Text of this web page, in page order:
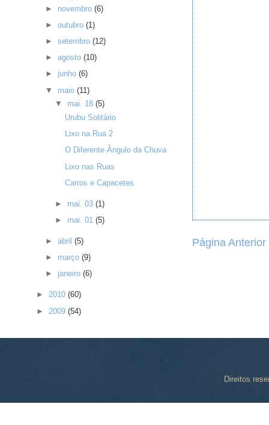
Página Anterior
► novembro(6)
►outubro(1)
►setembro(12)
►agosto(10)
► junho(6)
▼ maio(11)
▼ mai. 18 (5)
Urubu Solitário
Lixo na Rua 2
O Diferente Ângulo da Chuva
Lixo nas Ruas
Carros e Capacetes
► mai. 03 (1)
► mai. 01 (5)
►abril(5)
► março(9)
► janeiro(6)
► 2010 (60)
► 2009 (54)
Direitos